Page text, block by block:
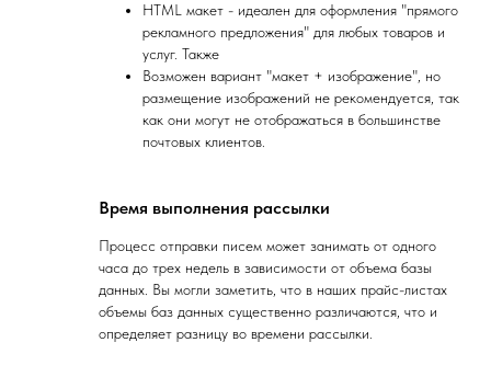
HTML макет - идеален для оформления "прямого
рекламного предложения" для любых товаров и
услуг. Также
Возможен вариант "макет + изображение", но
размещение изображений не рекомендуется, так
как они могут не отображаться в большинстве
почтовых клиентов.
Время выполнения рассылки
Процесс отправки писем может занимать от одного
часа до трех недель в зависимости от объема базы
данных. Вы могли заметить, что в наших прайс-листах
объемы баз данных существенно различаются, что и
определяет разницу во времени рассылки.